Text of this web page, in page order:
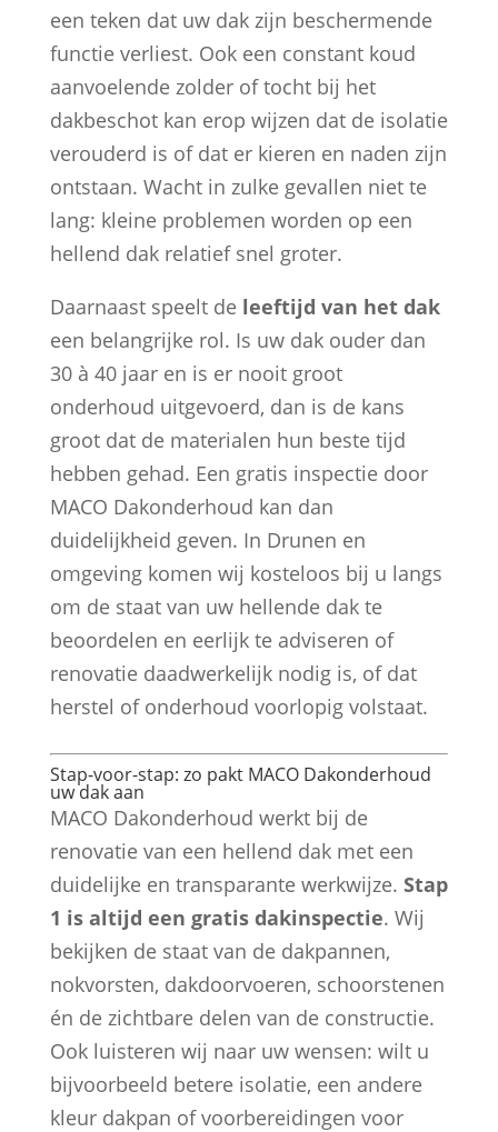
een teken dat uw dak zijn beschermende
functie verliest. Ook een constant koud
aanvoelende zolder of tocht bij het
dakbeschot kan erop wijzen dat de isolatie
verouderd is of dat er kieren en naden zijn
ontstaan. Wacht in zulke gevallen niet te
lang: kleine problemen worden op een
hellend dak relatief snel groter.
Daarnaast speelt de leeftijd van het dak
een belangrijke rol. Is uw dak ouder dan
30 à 40 jaar en is er nooit groot
onderhoud uitgevoerd, dan is de kans
groot dat de materialen hun beste tijd
hebben gehad. Een gratis inspectie door
MACO Dakonderhoud kan dan
duidelijkheid geven. In Drunen en
omgeving komen wij kosteloos bij u langs
om de staat van uw hellende dak te
beoordelen en eerlijk te adviseren of
renovatie daadwerkelijk nodig is, of dat
herstel of onderhoud voorlopig volstaat.
Stap-voor-stap: zo pakt MACO Dakonderhoud
uw dak aan
MACO Dakonderhoud werkt bij de
renovatie van een hellend dak met een
duidelijke en transparante werkwijze. Stap
1 is altijd een gratis dakinspectie. Wij
bekijken de staat van de dakpannen,
nokvorsten, dakdoorvoeren, schoorstenen
én de zichtbare delen van de constructie.
Ook luisteren wij naar uw wensen: wilt u
bijvoorbeeld betere isolatie, een andere
kleur dakpan of voorbereidingen voor